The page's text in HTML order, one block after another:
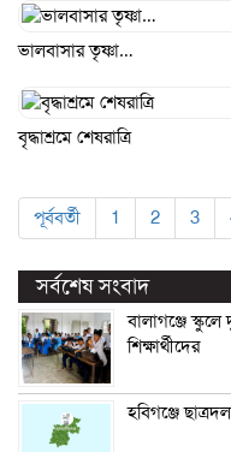
ভালবাসার তৃষ্ণা…
বৃদ্ধাশ্রমে শেষরাত্রি
পূর্ববর্তী 1 2 3
সর্বশেষ সংবাদ
বালাগঞ্জে
শিক্ষার্থীদের
হবিগঞ্জে